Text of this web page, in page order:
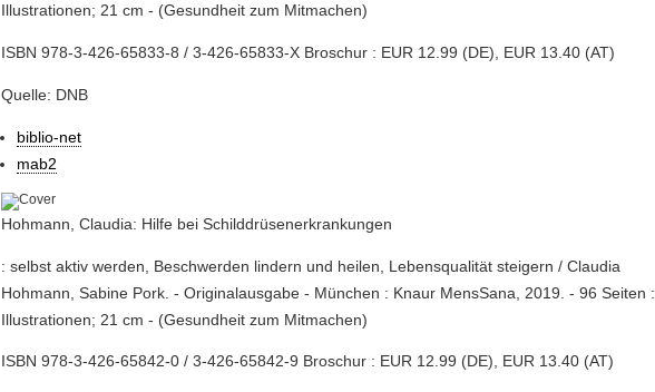
Illustrationen; 21 cm - (Gesundheit zum Mitmachen)
ISBN 978-3-426-65833-8 / 3-426-65833-X Broschur : EUR 12.99 (DE), EUR 13.40 (AT)
Quelle: DNB
biblio-net
mab2
Hohmann, Claudia: Hilfe bei Schilddrüsenerkrankungen
: selbst aktiv werden, Beschwerden lindern und heilen, Lebensqualität steigern / Claudia
Hohmann, Sabine Pork. - Originalausgabe - München : Knaur MensSana, 2019. - 96 Seiten :
Illustrationen; 21 cm - (Gesundheit zum Mitmachen)
ISBN 978-3-426-65842-0 / 3-426-65842-9 Broschur : EUR 12.99 (DE), EUR 13.40 (AT)